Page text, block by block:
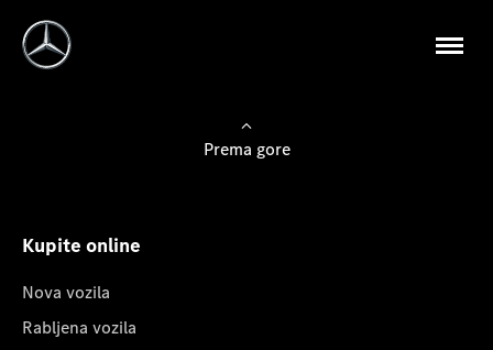
Prema gore
Kupite online
Nova vozila
Rabljena vozila